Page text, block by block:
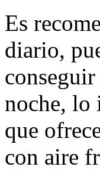
Es
diario,
noche, lo
que
con aire